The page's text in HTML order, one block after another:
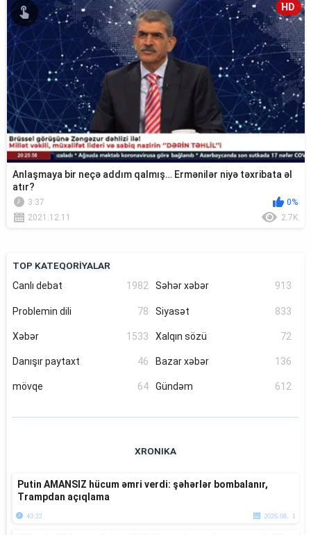
TOP KATEQORİYALAR
Canlı debat
1982 Səhər xəbər 913
Problemin dili 78 Siyasət 833
Xəbər 1533 Xalqın sözü 72
Danışır paytaxt 46 Bazar xəbər 136
mövqe 64 Gündəm 612
XRONIKA
Putin AMANSIZ hücum əmri verdi: şəhərlər bombalanır,
Trampdan açıqlama
43:22 2026.08. 1
HD
Anlaşmaya bir neçə addım qalmış… Ermənilər niyə təxribata əl
atır?
3:37
0%
2021.12.11
2.7K